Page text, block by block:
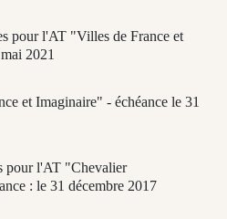
pour l'AT "Villes de France et
2021
et Imaginaire" - échéance le 31
pour l'AT "Chevalier
: le 31 décembre 2017